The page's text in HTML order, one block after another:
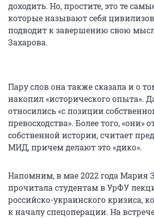
доходить. Но, простите, это те
которые называют себя
подводит к завершению свою
Захарова.
Пару слов она также сказала и о
накопил «исторического опыта».
относились «с позиции
превосходства». Более того, «они»
собственной истории, считает
МИД, причем делают это «дико».
Напомним, в мае 2022 года Мария
прочитала студентам в УрФУ
российско-украинского кризиса,
к началу спецоперации. На